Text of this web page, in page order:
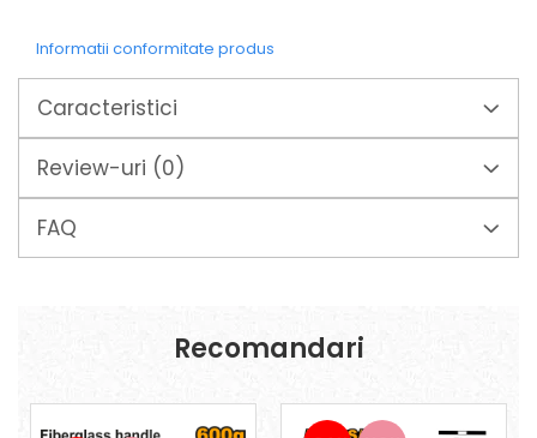
Scule pentru grădină
Suporturi laptop
Tirbușoane și deschizătoare de
sticle
Trafalet
Trimmere
Unelte pentru grădină
Informatii conformitate produs
Caracteristici
Review-uri (0)
FAQ
Recomandari